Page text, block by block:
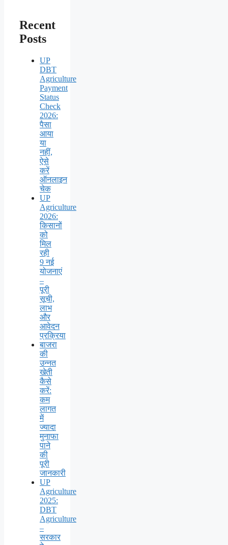
Recent
Posts
UP
DBT
Agriculture
Payment
Status
Check
2026:
पैसा
आया
या
नहीं,
ऐसे
करें
ऑनलाइन
चेक
UP
Agriculture
2026:
किसानों
को
मिल
रही
9 नई
योजनाएं
–
पूरी
सूची,
लाभ
और
आवेदन
प्रक्रिया
बाजरा
की
उन्नत
खेती
कैसे
करें:
कम
लागत
में
ज्यादा
मुनाफा
पाने
की
पूरी
जानकारी
UP
Agriculture
2025:
DBT
Agriculture
–
सरकार